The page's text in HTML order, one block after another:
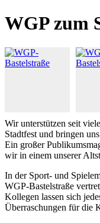
WGP zum
Wir unterstützen seit
Stadtfest und bringen
Ein großer
wir in einem unserer
In der Sport- und
WGP-Bastelstraße
Kollegen lassen sich
Überraschungen für die